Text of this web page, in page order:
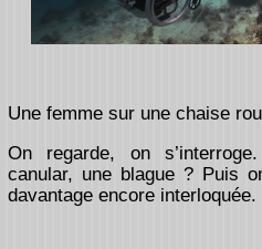
Une femme sur une chaise
On regarde, on
canular, une blague ? Puis
davantage encore interloquée.